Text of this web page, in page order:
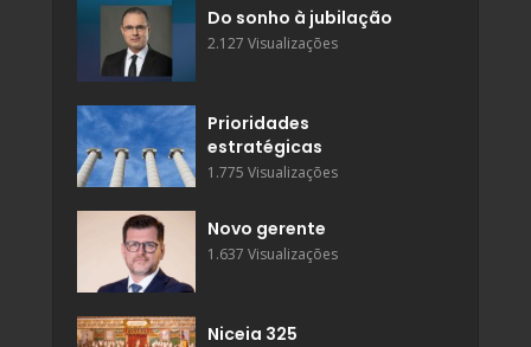
Do sonho à jubilação
2.127 Visualizações
Prioridades
estratégicas
1.775 Visualizações
Novo gerente
1.637 Visualizações
Niceia 325